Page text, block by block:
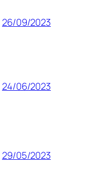
26/09/2023
24/06/2023
29/05/2023